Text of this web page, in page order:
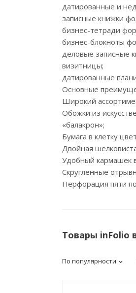
датированные и
записные книжки
бизнес-тетради
бизнес-блокноты
деловые записные
визитницы;
датированные
Основные
Широкий
Обожки из
«балакрон»;
Бумага в клетку
Двойная
Удобный кармашек
Скругленные
Перфорация пяти
Товары inFolio
По популярности